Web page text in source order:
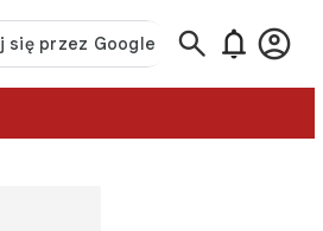
  